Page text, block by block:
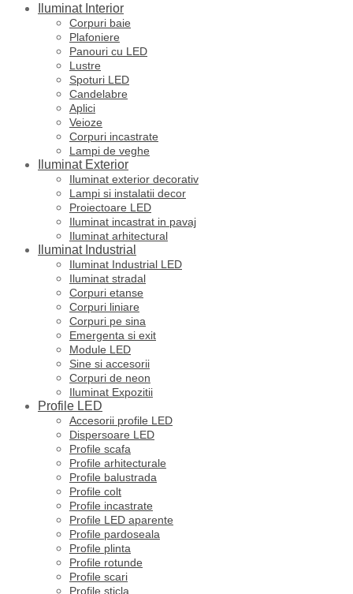
Iluminat Interior
Corpuri baie
Plafoniere
Panouri cu LED
Lustre
Spoturi LED
Candelabre
Aplici
Veioze
Corpuri incastrate
Lampi de veghe
Iluminat Exterior
Iluminat exterior decorativ
Lampi si instalatii decor
Proiectoare LED
Iluminat incastrat in pavaj
Iluminat arhitectural
Iluminat Industrial
Iluminat Industrial LED
Iluminat stradal
Corpuri etanse
Corpuri liniare
Corpuri pe sina
Emergenta si exit
Module LED
Sine si accesorii
Corpuri de neon
Iluminat Expozitii
Profile LED
Accesorii profile LED
Dispersoare LED
Profile scafa
Profile arhitecturale
Profile balustrada
Profile colt
Profile incastrate
Profile LED aparente
Profile pardoseala
Profile plinta
Profile rotunde
Profile scari
Profile sticla